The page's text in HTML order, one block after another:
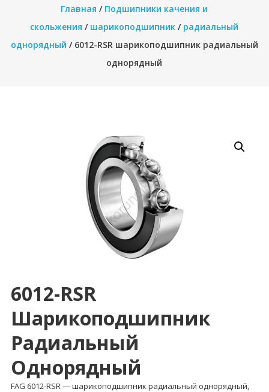
Главная / Подшипники качения и
скольжения / шарикоподшипник / радиальный
однорядный / 6012-RSR шарикоподшипник радиальный
однорядный
6012-RSR
Шарикоподшипник
Радиальный
Однорядный
FAG 6012-RSR — шарикоподшипник радиальный однорядный,